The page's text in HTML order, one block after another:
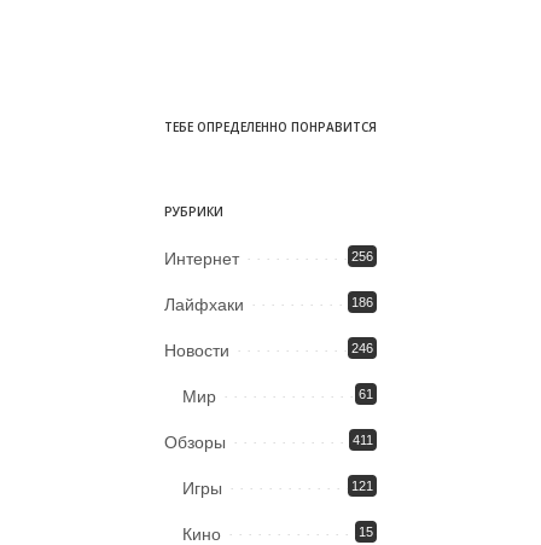
ТЕБЕ ОПРЕДЕЛЕННО ПОНРАВИТСЯ
РУБРИКИ
Интернет 256
Лайфхаки 186
Новости 246
Мир 61
Обзоры 411
Игры 121
Кино 15